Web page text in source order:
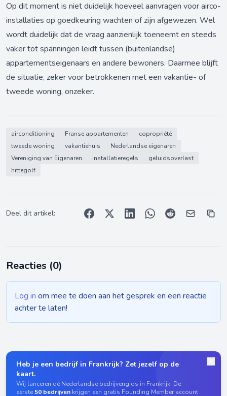
Op dit moment is niet duidelijk hoeveel aanvragen voor airco-
installaties op goedkeuring wachten of zijn afgewezen. Wel
wordt duidelijk dat de vraag aanzienlijk toeneemt en steeds
vaker tot spanningen leidt tussen (buitenlandse)
appartementseigenaars en andere bewoners. Daarmee blijft
de situatie, zeker voor betrokkenen met een vakantie- of
tweede woning, onzeker.
airconditioning Franse appartementen
copropriété
tweede woning
vakantiehuis
Nederlandse eigenaren
Vereniging van Eigenaren
installatieregels
geluidsoverlast
hittegolf
Deel dit artikel:
Reacties (0)
Log in om mee te doen aan het gesprek en een reactie
achter te laten!
Heb je een bedrijf in Frankrijk? Zet jezelf op de
kaart.
Wij lanceren dé Nederlandse bedrijvengids in Frankrijk. De
eerste50 bedrijven krijgen een gratis Founding Member account